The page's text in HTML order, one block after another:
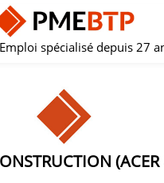
spécialisé depuis 27
(ACER